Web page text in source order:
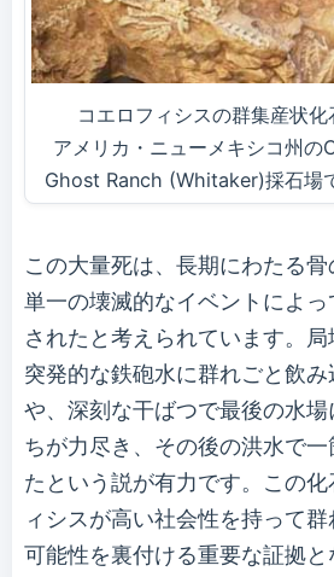
コエロフィシスの群集産状
アメリカ・ニューメキシコ州
Ghost Ranch (Whitaker)採石場
この大量死は、長期にわたる骨
単一の壊滅的なイベントによ
されたと考えられています。局
突発的な鉄砲水に群れごと飲
や、深刻な干ばつで最後の水
ちが力尽き、その後の洪水で
たという説が有力です。この
ィシスが高い社会性を持って
可能性を裏付ける重要な証拠と